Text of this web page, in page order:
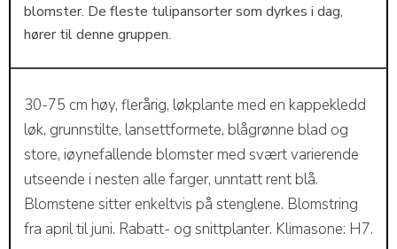
blomster. De fleste tulipansorter som dyrkes i dag,
hører til denne gruppen.
30-75 cm høy, flerårig, løkplante med en kappekledd
løk, grunnstilte, lansettformete, blågrønne blad og
store, iøynefallende blomster med svært varierende
utseende i nesten alle farger, unntatt rent blå.
Blomstene sitter enkeltvis på stenglene. Blomstring
fra april til juni. Rabatt- og snittplanter. Klimasone: H7.